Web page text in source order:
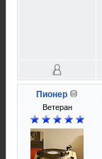
Пионер
Ветеран